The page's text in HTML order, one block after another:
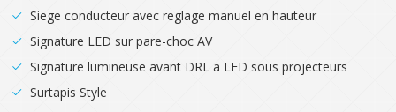
Siege conducteur avec reglage manuel en hauteur
Signature LED sur pare-choc AV
Signature lumineuse avant DRL a LED sous projecteurs
Surtapis Style